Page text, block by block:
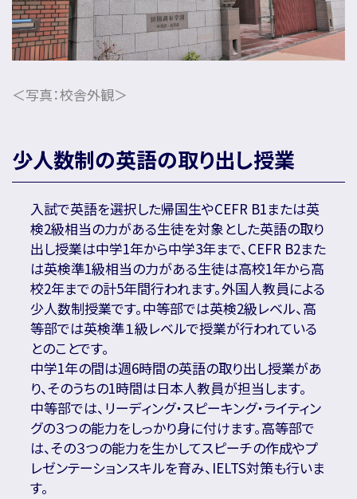
＜写真：校舎外観＞
少人数制の英語の取り出し授業
入試で英語を選択した帰国生やCEFR B1または英
検2級相当の力がある生徒を対象とした英語の取り
出し授業は中学1年から中学3年まで、CEFR B2また
は英検準1級相当の力がある生徒は高校1年から高
校2年までの計5年間行われます。外国人教員による
少人数制授業です。中等部では英検2級レベル、高
等部では英検準１級レベルで授業が行われている
とのことです。
中学1年の間は週6時間の英語の取り出し授業があ
り、そのうちの1時間は日本人教員が担当します。
中等部では、リーディング・スピーキング・ライティン
グの３つの能力をしっかり身に付けます。高等部で
は、その３つの能力を生かしてスピーチの作成やプ
レゼンテーションスキルを育み、IELTS対策も行いま
す。